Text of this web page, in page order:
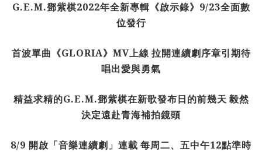
G.E.M.鄧紫棋2022年全新專輯《啟示錄》 9/23全面數
位發行
首波單曲《GLORIA》 MV上線 拉開連續劇序章引期待
唱出愛與勇氣
精益求精的G.E.M.鄧紫棋在新歌發布日的前幾天 毅然
決定遠赴青海補拍鏡頭
8/9 開啟「音樂連續劇」連載 每周二、五中午12點準時